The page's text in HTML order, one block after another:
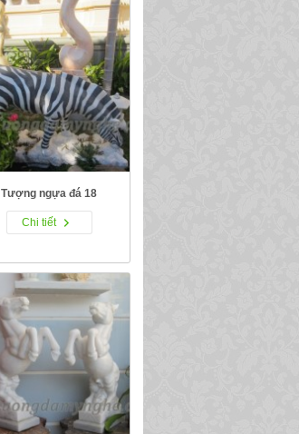
Tượng ngựa đá 18
Chi tiết